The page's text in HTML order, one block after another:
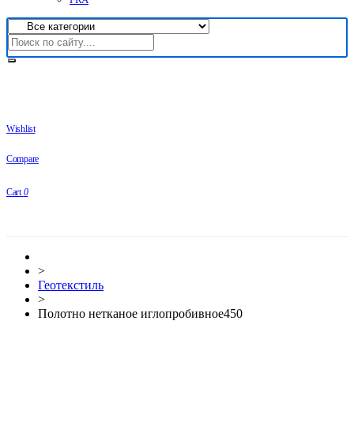
Wishlist
Compare
Cart 0
>
Геотекстиль
>
Полотно нетканое иглопробивное450